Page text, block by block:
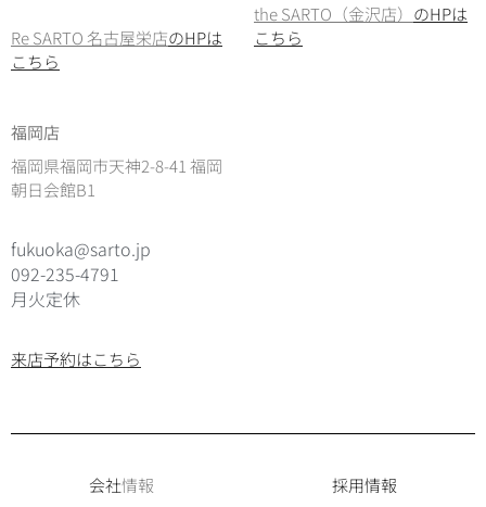
Re SARTO 名古屋栄店のHPは
こちら
the SARTO（金沢店） のHPは
こちら
福岡店
福岡県福岡市天神2-8-41 福岡
朝日会館B1
fukuoka@sarto.jp
092-235-4791
月火定休
来店予約はこちら
会社情報 採用情報